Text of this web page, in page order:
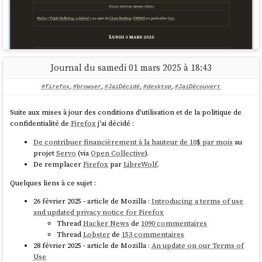
false
sudo: ALL=(ALL) NOPASSWD:ALL
AAAAB3NzaC1yc2EAAAADAQABAAACAQDEzyNFlEuHIlewK0
emjvIlWZ3IFddf0UibjOfmQH57/faxcNEino+6uPRjs0pF
H8sNKWAaPX1qYqOFhB3m+om0hZDeQCyZ1x1R6m+B0VJHWQ
7rzJI1fc66+AFz4fcRd/z+sUsDlLSIOWfVNuzXuGpKYuG+
VW9moiMTUo8gTE9Nam6V2uFwv2w3NaOs/2KL+PpbY662v+
iIB2Yyl4EP1JgczShOoZkLatnw823nD1muC8tYODxVq7Xf
7pM/NSCf3GPCXtxoOEqxprLapIet0uBSB4oNZhC9h7K/1M
NOfIVXbj3zXTUobsqSkyCkkR3hJbf39JZ8/6ONAJS/3O+w
FZknFJYmaRPuaWiLZxRj5/gw01vkNVMrogOIkQtzNDB6fh
2q27ghSRkAkM8EVqkW21WkpB7y16Vzva4KSZgQcFcyxUTq
G414fP+/V38aCopGpqB6XjnvyRorPHXjm2ViVWbjxmBSQ9
aK0+2MeKA9WmHN0QoBMVRPrN6NBa3z20z1kMQ/qlRXiDFO
EkuW4C1n2KTVNd6IOGE8AufQ== contact@stephane-
Pour réaliser cela, je me base sur les fichiers CSS et le contenu des
Journal du samedi 01 mars 2025 à 18:43
#firefox, #browser, #JaiDécidé, #desktop, #JaiDécouvert
Suite aux mises à jour des conditions d'utilisation et de la politique de
confidentialité deFirefoxj'ai décidé :
De contribuer financièrement à la hauteur de 10$ par mois au
projetServo (viaOpen Collective).
De remplacerFirefox parLibreWolf.
Quelques liens à ce sujet :
26 février 2025 - article de Mozilla :Introducing a terms of use
and updated privacy notice for Firefox
ThreadHacker News de 1090 commentaires
ThreadLobsterde 153 commentaires
28 février 2025 - article de Mozilla :An update on our Terms of
Use